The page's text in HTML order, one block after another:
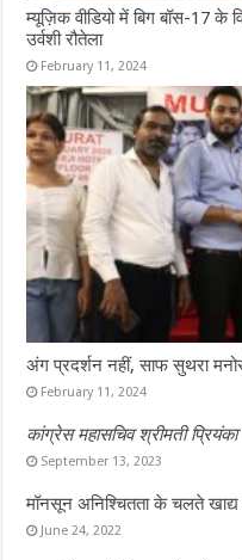
म्यूज़िक वीडियो में बिग बॉस-17
उर्वशी रौतेला
February 11, 2024
अंग प्रदर्शन नहीं, साफ सुथरा
February 11, 2024
कांग्रेस महासचिव श्रीमती प्रियंका
September 13, 2023
मॉनसून अनिश्चितता के चलते खाद्य
June 24, 2022